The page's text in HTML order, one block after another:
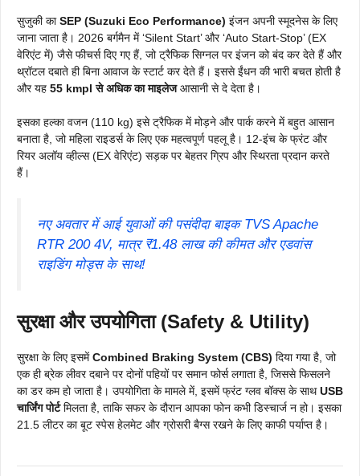
सुजुकी काSEP (Suzuki Eco Performance) इंजन अपनी स्मूदनेस के लिए
जाना जाता है। 2026 बर्गमैन में ‘Silent Start’ और ‘Auto Start-Stop’ (EX
वेरिएंट में) जैसे फीचर्स दिए गए हैं, जो ट्रैफिक सिग्नल पर इंजन को बंद कर देते हैं और
थ्रॉटल दबाते ही बिना आवाज के स्टार्ट कर देते हैं। इससे ईंधन की भारी बचत होती है
और यह 55 kmpl से अधिक का माइलेजआसानी से दे देता है।
इसका हल्का वजन (110 kg) इसे ट्रैफिक में मोड़ने और पार्क करने में बहुत आसान
बनाता है, जो महिला राइडर्स के लिए एक महत्वपूर्ण पहलू है। 12-इंच के फ्रंट और
रियर अलॉय व्हील्स (EX वेरिएंट) सड़क पर बेहतर ग्रिप और स्थिरता प्रदान करते
हैं।
नए अवतार में आई युवाओं की पसंदीदा बाइक TVS Apache
RTR 200 4V, मात्र ₹1.48 लाख की कीमत और एडवांस
राइडिंग मोड्स के साथ!
सुरक्षा और उपयोगिता (Safety & Utility)
सुरक्षा के लिए इसमेंCombined Braking System (CBS) दिया गया है, जो
एक ही ब्रेक लीवर दबाने पर दोनों पहियों पर समान फोर्स लगाता है, जिससे फिसलने
का डर कम हो जाता है। उपयोगिता के मामले में, इसमें फ्रंट ग्लव बॉक्स के साथUSB
चार्जिंग पोर्टमिलता है, ताकि सफर के दौरान आपका फोन कभी डिस्चार्ज न हो। इसका
21.5 लीटर का बूट स्पेस हेलमेट और ग्रोसरी बैग्स रखने के लिए काफी पर्याप्त है।